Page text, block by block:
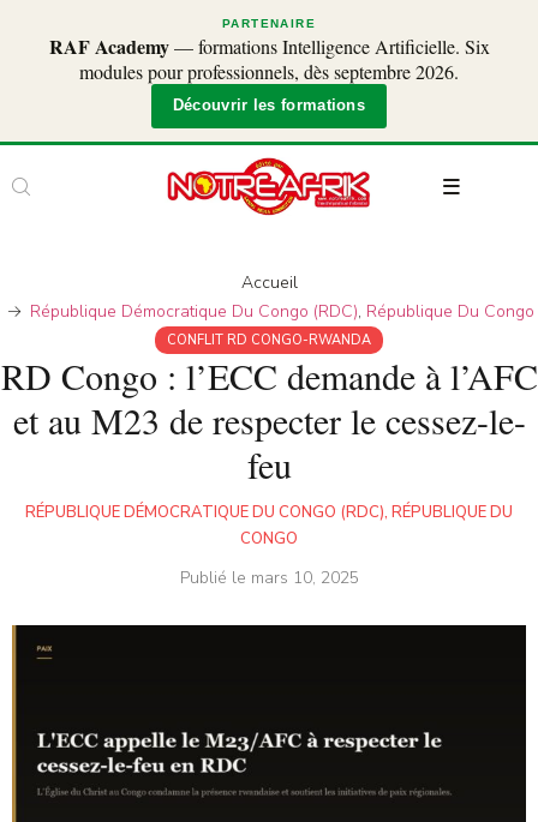
PARTENAIRE
RAF Academy— formations Intelligence Artificielle. Six
modules pour professionnels, dès septembre 2026.
Découvrir les formations
Accueil
République Démocratique Du Congo (RDC), République Du Congo
CONFLIT RD CONGO-RWANDA
RD Congo : l’ECC demande à l’AFC
et au M23 de respecter le cessez-le-
feu
RÉPUBLIQUE DÉMOCRATIQUE DU CONGO (RDC), RÉPUBLIQUE DU
CONGO
Publié le mars 10, 2025